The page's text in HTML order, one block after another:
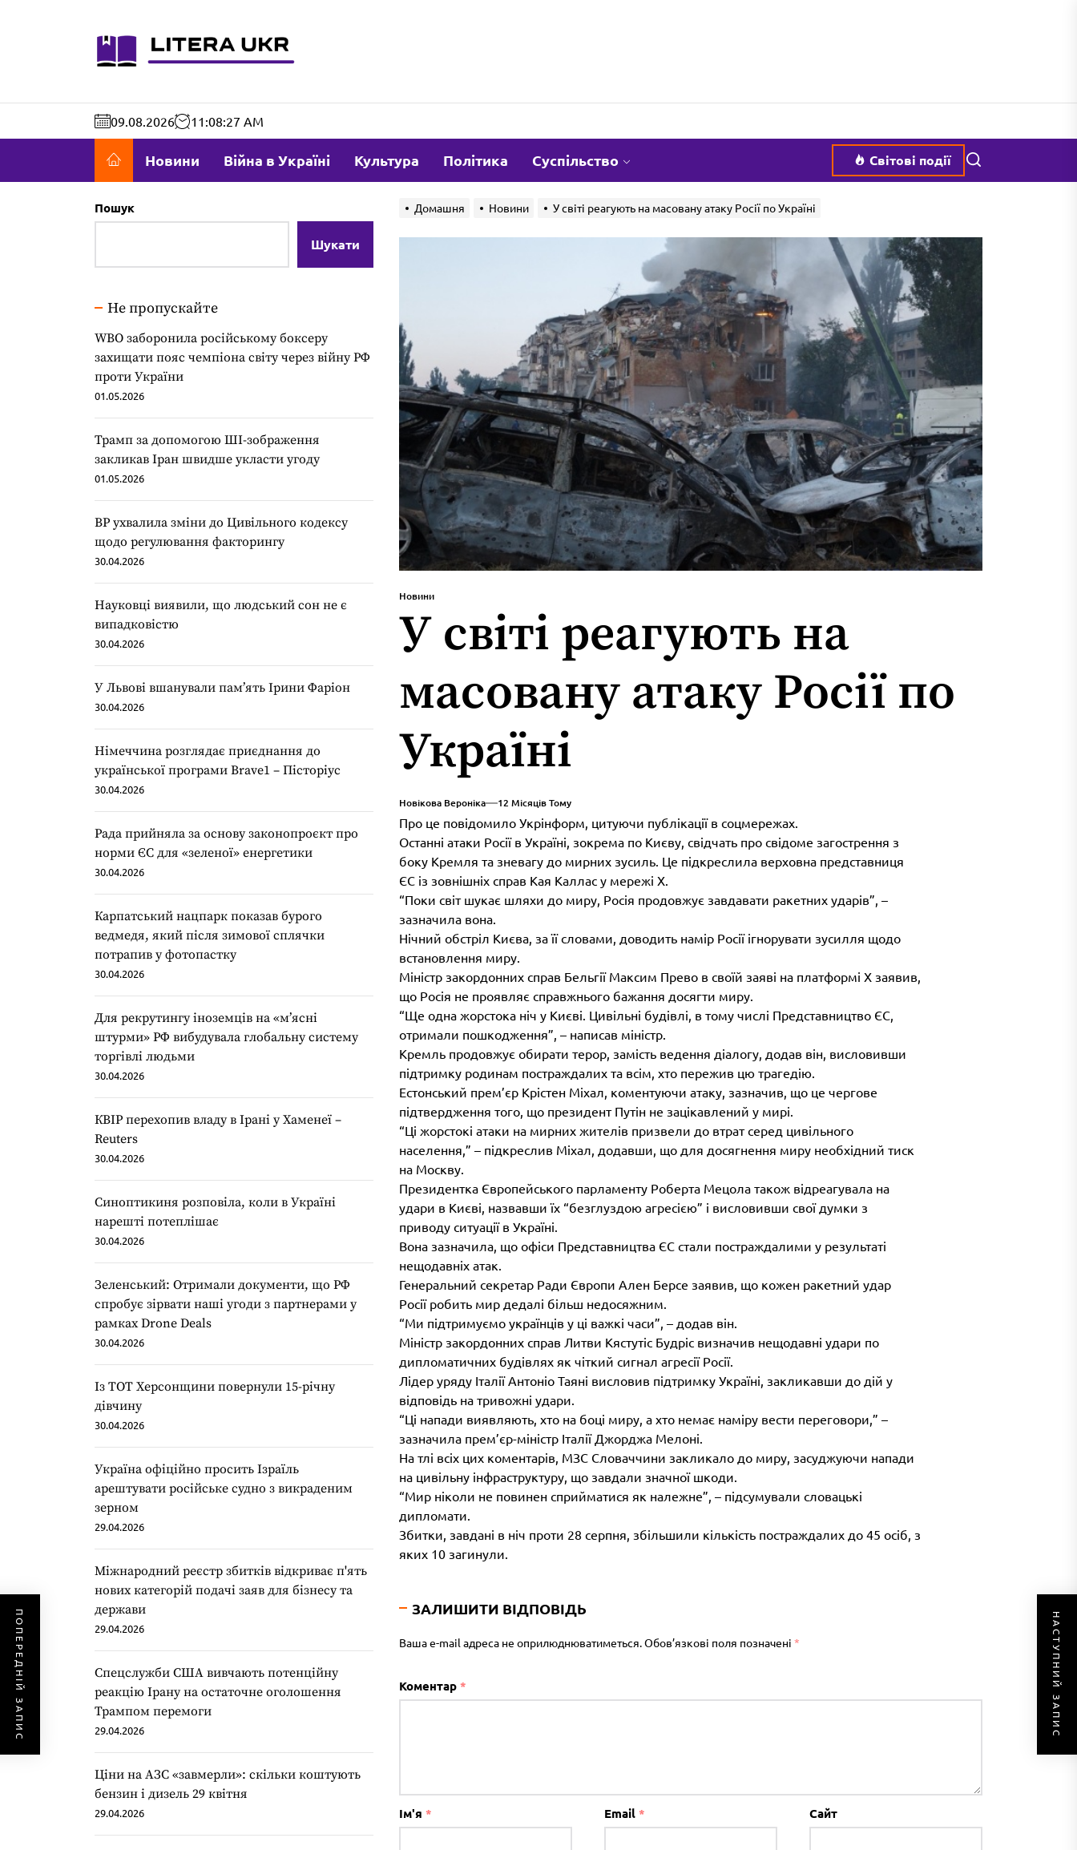
09.08.2026 11:08:28 AM
Новини Війна в Україні Культура Політика Суспільство Світові події Пошук
Домашня Новини У світі реагують на масовану атаку Росії по Україні
Новини
У світі реагують на
масовану атаку Росії по
Україні
Новікова Вероніка 12 Місяців Тому
Про це повідомило Укрінформ, цитуючи публікації в соцмережах.
Останні атаки Росії в Україні, зокрема по Києву, свідчать про свідоме загострення з
боку Кремля та зневагу до мирних зусиль. Це підкреслила верховна представниця
ЄС із зовнішніх справ Кая Каллас у мережі X.
“Поки світ шукає шляхи до миру, Росія продовжує завдавати ракетних ударів”, –
зазначила вона.
Нічний обстріл Києва, за її словами, доводить намір Росії ігнорувати зусилля щодо
встановлення миру.
Міністр закордонних справ Бельгії Максим Прево в своїй заяві на платформі X заявив,
що Росія не проявляє справжнього бажання досягти миру.
“Ще одна жорстока ніч у Києві. Цивільні будівлі, в тому числі Представництво ЄС,
отримали пошкодження”, – написав міністр.
Кремль продовжує обирати терор, замість ведення діалогу, додав він, висловивши
підтримку родинам постраждалих та всім, хто пережив цю трагедію.
Естонський прем’єр Крістен Міхал, коментуючи атаку, зазначив, що це чергове
підтвердження того, що президент Путін не зацікавлений у мирі.
“Ці жорстокі атаки на мирних жителів призвели до втрат серед цивільного
населення,” – підкреслив Міхал, додавши, що для досягнення миру необхідний тиск
на Москву.
Президентка Європейського парламенту Роберта Мецола також відреагувала на
удари в Києві, назвавши їх “безглуздою агресією” і висловивши свої думки з
приводу ситуації в Україні.
Вона зазначила, що офіси Представництва ЄС стали постраждалими у результаті
нещодавніх атак.
Генеральний секретар Ради Європи Ален Берсе заявив, що кожен ракетний удар
Росії робить мир дедалі більш недосяжним.
“Ми підтримуємо українців у ці важкі часи”, – додав він.
Міністр закордонних справ Литви Кястутіс Будріс визначив нещодавні удари по
дипломатичних будівлях як чіткий сигнал агресії Росії.
Лідер уряду Італії Антоніо Таяні висловив підтримку Україні, закликавши до дій у
відповідь на тривожні удари.
“Ці напади виявляють, хто на боці миру, а хто немає наміру вести переговори,” –
зазначила прем’єр-міністр Італії Джорджа Мелоні.
На тлі всіх цих коментарів, МЗС Словаччини закликало до миру, засуджуючи напади
на цивільну інфраструктуру, що завдали значної шкоди.
“Мир ніколи не повинен сприйматися як належне”, – підсумували словацькі
дипломати.
Збитки, завдані в ніч проти 28 серпня, збільшили кількість постраждалих до 45 осіб, з
яких 10 загинули.
ЗАЛИШИТИ ВІДПОВІДЬ
Ваша e-mail адреса не оприлюднюватиметься.Обов’язкові поля позначені *
Коментар *
Ім'я * Email * Сайт
ПОПЕРЕДНІЙ ЗАПИС НАСТУПНИЙ ЗАПИС
Пошук
Шукати
Не пропускайте
WBO заборонила російському боксеру
захищати пояс чемпіона світу через війну РФ
проти України
01.05.2026
Трамп за допомогою ШІ-зображення
закликав Іран швидше укласти угоду
01.05.2026
ВР ухвалила зміни до Цивільного кодексу
щодо регулювання факторингу
30.04.2026
Науковці виявили, що людський сон не є
випадковістю
30.04.2026
У Львові вшанували пам’ять Ірини Фаріон
30.04.2026
Німеччина розглядає приєднання до
української програми Brave1 – Пісторіус
30.04.2026
Рада прийняла за основу законопроєкт про
норми ЄС для «зеленої» енергетики
30.04.2026
Карпатський нацпарк показав бурого
ведмедя, який після зимової сплячки
потрапив у фотопастку
30.04.2026
Для рекрутингу іноземців на «мʼясні
штурми» РФ вибудувала глобальну систему
торгівлі людьми
30.04.2026
КВІР перехопив владу в Ірані у Хаменеї –
Reuters
30.04.2026
Синоптикиня розповіла, коли в Україні
нарешті потеплішає
30.04.2026
Зеленський: Отримали документи, що РФ
спробує зірвати наші угоди з партнерами у
рамках Drone Deals
30.04.2026
Із ТОТ Херсонщини повернули 15-річну
дівчину
30.04.2026
Україна офіційно просить Ізраїль
арештувати російське судно з викраденим
зерном
29.04.2026
Міжнародний реєстр збитків відкриває п'ять
нових категорій подачі заяв для бізнесу та
держави
29.04.2026
Спецслужби США вивчають потенційну
реакцію Ірану на остаточне оголошення
Трампом перемоги
29.04.2026
Ціни на АЗС «завмерли»: скільки коштують
бензин і дизель 29 квітня
29.04.2026